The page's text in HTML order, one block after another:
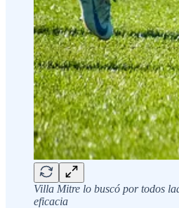
Villa Mitre lo buscó por todos
eficacia